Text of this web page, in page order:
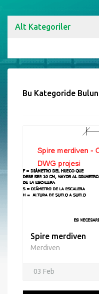
Alt Kategoriler
Bu Kategoride
Spire merdiven
Merdiven
03 Feb